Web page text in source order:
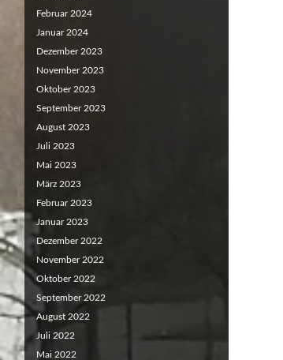
Februar 2024
Januar 2024
Dezember 2023
November 2023
Oktober 2023
September 2023
August 2023
Juli 2023
Mai 2023
März 2023
Februar 2023
Januar 2023
Dezember 2022
November 2022
Oktober 2022
September 2022
August 2022
Juli 2022
Mai 2022